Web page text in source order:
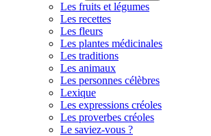
Les fruits et légumes
Les recettes
Les fleurs
Les plantes médicinales
Les traditions
Les animaux
Les personnes célèbres
Lexique
Les expressions créoles
Les proverbes créoles
Le saviez-vous ?